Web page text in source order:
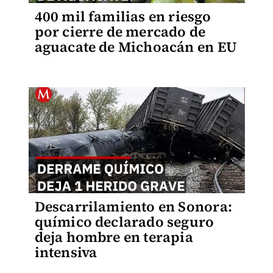
400 mil familias en riesgo
por cierre de mercado de
aguacate de Michoacán en EU
Descarrilamiento en Sonora:
químico declarado seguro
deja hombre en terapia
intensiva